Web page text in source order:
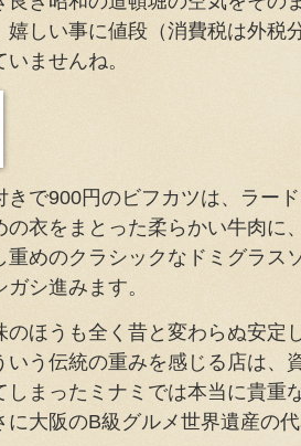
嬉しい事に値段（消費税は外税
ませんね。
きで900円のビフカツは、ラー
の衣をまとった柔らかい牛肉に
重めのクラシックなドミグラス
シ進みます。
のほうも全く昔と変わらぬ安定
いう伝統の重みを感じる店は、
しまったミナミでは本当に貴重
に大阪のB級グルメ世界遺産の